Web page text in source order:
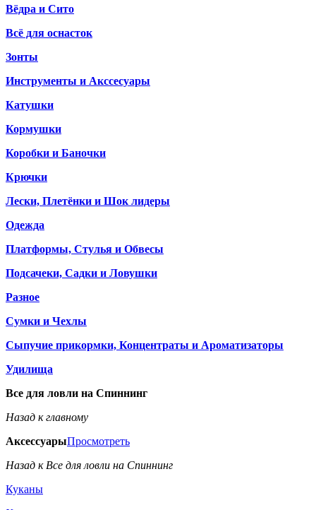
Вёдра и Сито
Всё для оснасток
Зонты
Инструменты и Акссесуары
Катушки
Кормушки
Коробки и Баночки
Крючки
Лески, Плетёнки и Шок лидеры
Одежда
Платформы, Стулья и Обвесы
Подсачеки, Садки и Ловушки
Разное
Сумки и Чехлы
Сыпучие прикормки, Концентраты и Ароматизаторы
Удилища
Все для ловли на Спиннинг
Назад к главному
АксессуарыПросмотреть
Назад к Все для ловли на Спиннинг
Куканы